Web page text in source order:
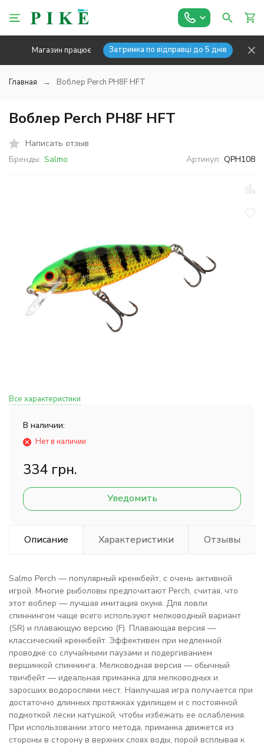
Магазин працює Затримка по відправці до 5 днів
Главная Воблер Perch PH8F HFT
Воблер Perch PH8F HFT
Написать отзыв
Бренды: Salmo Артикул: QPH108
Все характеристики
В наличии:
Нет в наличии
334 грн.
Уведомить
Описание Характеристики Отзывы
Salmo Perch — популярный кренкбейт, с очень активной
игрой. Многие рыболовы предпочитают Perch, считая, что
этот воблер — лучшая имитация окуня. Для ловли
спиннингом чаще всего используют мелководный вариант
(SR) и плавающую версию (F). Плавающая версия —
классический кренкбейт. Эффективен при медленной
проводке со случайными паузами и подергиванием
вершинкой спиннинга. Мелководная версия — обычный
твичбейт — идеальная приманка для мелководных и
заросших водорослями мест. Наилучшая игра получается при
достаточно длинных протяжках удилищем и с постоянной
подмоткой лески катушкой, чтобы избежать ее ослабления.
При использовании этого метода, приманка движется из
стороны в сторону в верхних слоях воды, порой всплывая к